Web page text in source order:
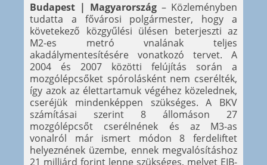
Budapest | Magyarország – Közleményben
tudatta a fővárosi polgármester, hogy a
követekező közgyűlési ülésen beterjeszti az
M2-es metró vnalának teljes
akadálymentesítésére vonatkozó tervet. A
2004 és 2007 közötti felújítás során a
mozgólépcsőket spórolásként nem cserélték,
így azok az élettartamuk végéhez közelednek,
cseréjük mindenképpen szükséges. A BKV
számításai szerint 8 állomáson 27
mozgólépcsőt cserélnének és az M3-as
vonalról már ismert módon 8 ferdeliftet
helyeznének üzembe, ennek megvalósításhoz
21 milliárd forint lenne szükséges, melyet EIB-